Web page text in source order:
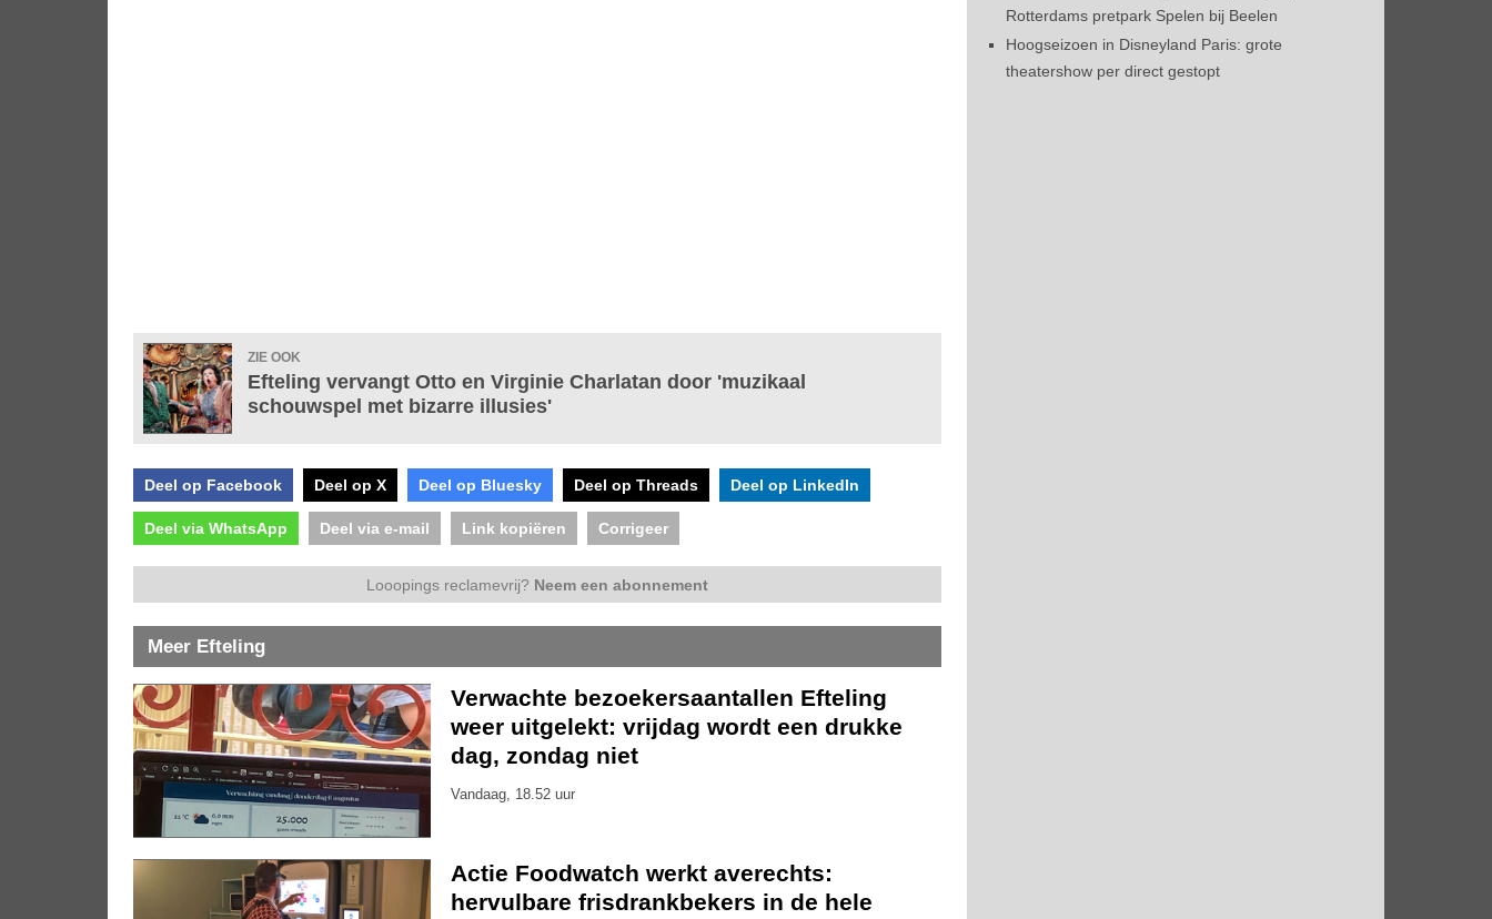
ZIE OOK
Efteling vervangt Otto en Virginie Charlatan door 'muzikaal
schouwspel met bizarre illusies'
Deel op Facebook Deel op X Deel op Bluesky Deel op Threads Deel op LinkedIn
Deel via WhatsApp Deel via e-mail Link kopiëren Corrigeer
Looopings reclamevrij? Neem een abonnement
Meer Efteling
Verwachte bezoekersaantallen Efteling
weer uitgelekt: vrijdag wordt een drukke
dag, zondag niet
Vandaag, 18.52 uur
Actie Foodwatch werkt averechts:
hervulbare frisdrankbekers in de hele
Rotterdams pretpark Spelen bij Beelen
Hoogseizoen in Disneyland Paris: grote
theatershow per direct gestopt